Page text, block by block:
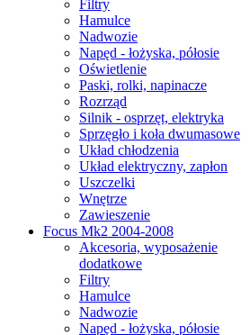
Filtry
Hamulce
Nadwozie
Napęd - łożyska, półosie
Oświetlenie
Paski, rolki, napinacze
Rozrząd
Silnik - osprzęt, elektryka
Sprzęgło i koła dwumasowe
Układ chłodzenia
Układ elektryczny, zapłon
Uszczelki
Wnętrze
Zawieszenie
Focus Mk2 2004-2008
Akcesoria, wyposażenie
dodatkowe
Filtry
Hamulce
Nadwozie
Napęd - łożyska, półosie